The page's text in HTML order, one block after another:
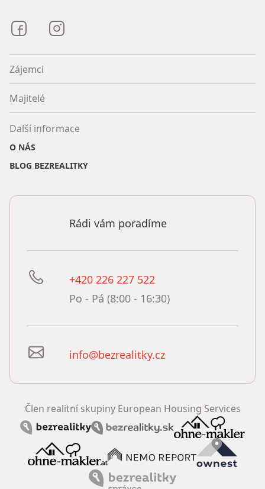
Bezrealitky na Facebooku
Zájemci
Majitelé
Další informace
O NÁS
BLOG BEZREALITKY
Rádi vám poradíme
+420 226 227 522
Po - Pá (8:00 - 16:30)
info@bezrealitky.cz
Člen realitní skupiny European Housing Services